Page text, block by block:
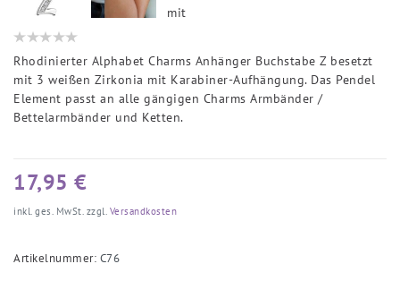
Rhodinierter Alphabet Charms Anhänger Buchstabe Z besetzt
mit 3 weißen Zirkonia mit Karabiner-Aufhängung. Das Pendel
Element passt an alle gängigen Charms Armbänder /
Bettelarmbänder und Ketten.
17,95 €
inkl. ges. MwSt. zzgl. Versandkosten
Artikelnummer: C76